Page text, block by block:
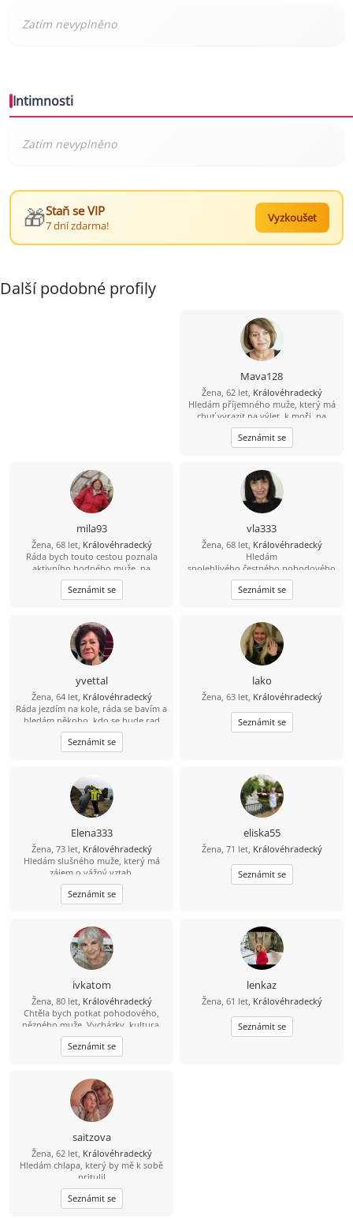
Intimnosti
🎁Staň se VIP
7 dní zdarma!
Vyzkoušet
Další podobné profily
Mava128
Žena, 62 let, Královéhradecký
Hledám příjemného muže, který má
chuť vyrazit na výlet, k moři, na
kolo, nebo jen tak objevovat hezká
místa
Seznámit se
mila93
Žena, 68 let, Královéhradecký
Ráda bych touto cestou poznala
aktivního hodného muže, na
společné trávení volného času...
Seznámit se
vla333
Žena, 68 let, Královéhradecký
Hledám
spolehlivého,čestného,pohodového
,zabezpečeného muže,nekuřáka s
duší
kluka.Cestování,příroda,turistika
Seznámit se
yvettal
Žena, 64 let, Královéhradecký
Ráda jezdím na kole, ráda se bavím a
hledám někoho, kdo se bude rad
bavit se mnou.
Seznámit se
lako
Žena, 63 let, Královéhradecký
Seznámit se
Elena333
Žena, 73 let, Královéhradecký
Hledám slušného muže, který má
zájem o vážný vztah.
Seznámit se
eliska55
Žena, 71 let, Královéhradecký
Seznámit se
ivkatom
Žena, 80 let, Královéhradecký
Chtěla bych potkat pohodového,
nězného muže. Vycházky, kultura,
cestování.
Seznámit se
lenkaz
Žena, 61 let, Královéhradecký
Seznámit se
saitzova
Žena, 62 let, Královéhradecký
Hledám chlapa, který by mě k sobě
pritulil
Seznámit se